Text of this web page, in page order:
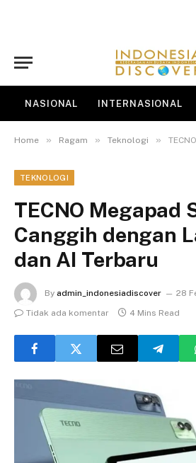
NASIONAL INTERNASIONAL
Home » Ragam » Teknologi » TECNO
TEKNOLOGI
TECNO Megapad
Canggih dengan
dan AI Terbaru
By admin_indonesiadiscover
28
Tidak ada komentar
4 Mins Read